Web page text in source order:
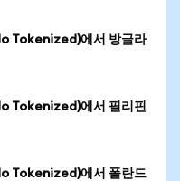
Tokenized)에서 방글라
Tokenized)에서 필리핀
Tokenized)에서 폴란드